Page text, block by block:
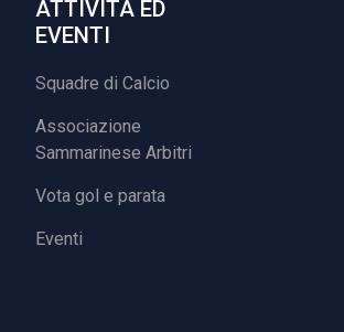
ATTIVITÀ ED
EVENTI
Squadre di Calcio
Associazione
Sammarinese Arbitri
Vota gol e parata
Eventi